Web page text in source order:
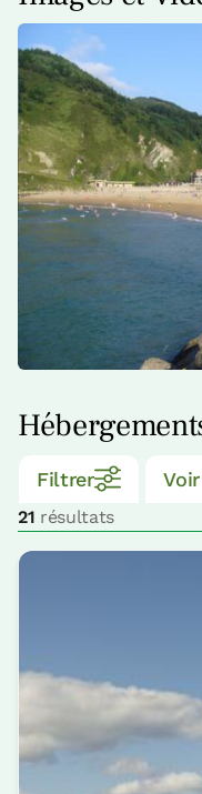
Filtrer
21 résultats